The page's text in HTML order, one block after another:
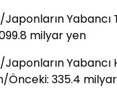
Yabancı
milyar yen
Yabancı
Önceki: 335.4